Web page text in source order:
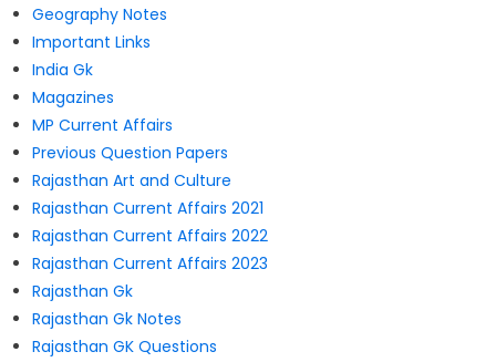
Geography Notes
Important Links
India Gk
Magazines
MP Current Affairs
Previous Question Papers
Rajasthan Art and Culture
Rajasthan Current Affairs 2021
Rajasthan Current Affairs 2022
Rajasthan Current Affairs 2023
Rajasthan Gk
Rajasthan Gk Notes
Rajasthan GK Questions